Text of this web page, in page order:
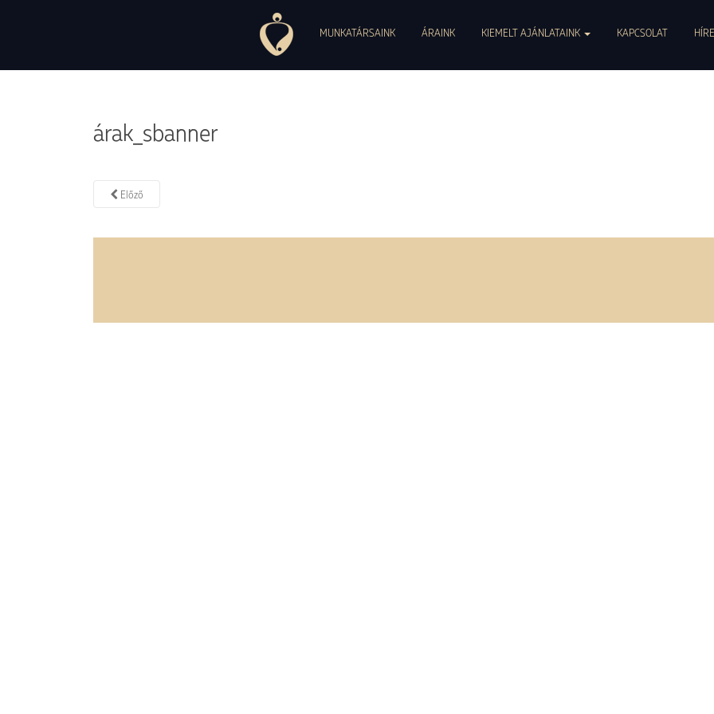
Pszichoszomatikus Ambulancia
MUNKATÁRSAINK
ÁRAINK KIEMELT AJÁNLATAINK KAPCSOLAT
árak_sbanner
Előző